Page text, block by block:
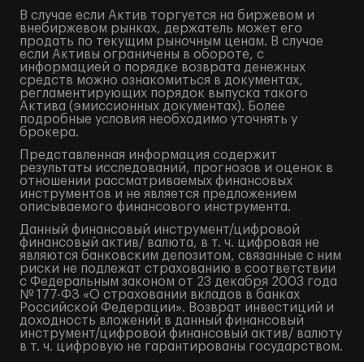
В случае если Актив торгуется на биржевом и
внебиржевом рынках, держатель может его
продать по текущим рыночным ценам. В случае
если Активы ограничены в обороте, с
информацией о порядке возврата денежных
средств можно ознакомиться в документах,
регламентирующих порядок выпуска такого
Актива (эмиссионных документах). Более
подробные условия необходимо уточнять у
брокера.
Представленная информация содержит
результаты исследований, прогнозов и оценок в
отношении рассматриваемых финансовых
инструментов и не является предложением
описываемого финансового инструмента.
Данный финансовый инструмент/цифровой
финансовый актив/ валюта, в т. ч. цифровая не
являются банковским депозитом, связанные с ним
риски не подлежат страхованию в соответствии
с Федеральным законом от 23 декабря 2003 года
№ 177-ФЗ «О страховании вкладов в банках
Российской Федерации». Возврат инвестиций и
доходность вложений в данный финансовый
инструмент/цифровой финансовый актив/ валюту
в т. ч. цифровую не гарантированы государством.